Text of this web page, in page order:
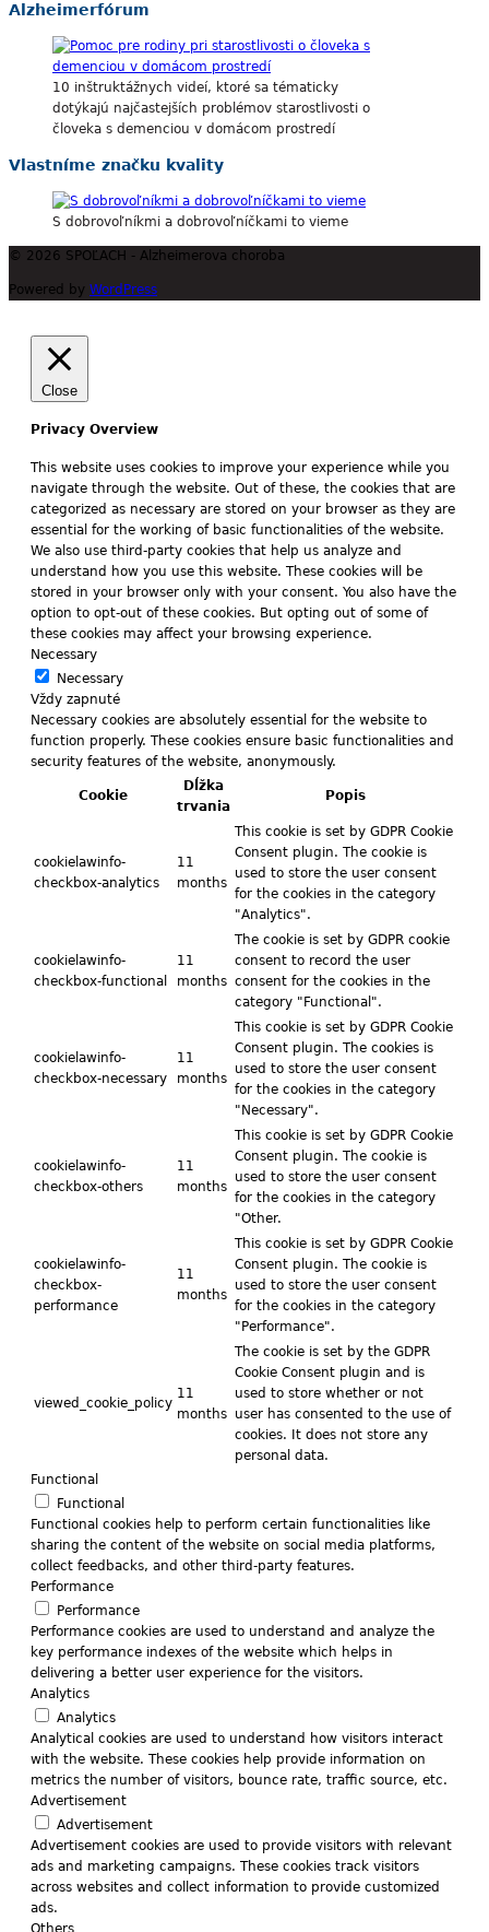
Alzheimerfórum
10 inštruktážnych videí, ktoré sa tématicky
dotýkajú najčastejších problémov starostlivosti o
človeka s demenciou v domácom prostredí
Vlastníme značku kvality
S dobrovoľníkmi a dobrovoľníčkami to vieme
© 2026 SPOĽACH - Alzheimerova choroba
Powered by WordPress
Close
Privacy Overview
This website uses cookies to improve your experience while you
navigate through the website. Out of these, the cookies that are
categorized as necessary are stored on your browser as they are
essential for the working of basic functionalities of the website.
We also use third-party cookies that help us analyze and
understand how you use this website. These cookies will be
stored in your browser only with your consent. You also have the
option to opt-out of these cookies. But opting out of some of
these cookies may affect your browsing experience.
Necessary
Necessary
Vždy zapnuté
Necessary cookies are absolutely essential for the website to
function properly. These cookies ensure basic functionalities and
security features of the website, anonymously.
Cookie
Dĺžka
trvania
Popis
cookielawinfo-
checkbox-analytics
11
months
This cookie is set by GDPR Cookie
Consent plugin. The cookie is
used to store the user consent
for the cookies in the category
"Analytics".
cookielawinfo-
checkbox-functional
11
months
The cookie is set by GDPR cookie
consent to record the user
consent for the cookies in the
category "Functional".
cookielawinfo-
checkbox-necessary
11
months
This cookie is set by GDPR Cookie
Consent plugin. The cookies is
used to store the user consent
for the cookies in the category
"Necessary".
cookielawinfo-
checkbox-others
11
months
This cookie is set by GDPR Cookie
Consent plugin. The cookie is
used to store the user consent
for the cookies in the category
"Other.
cookielawinfo-
checkbox-
performance
11
months
This cookie is set by GDPR Cookie
Consent plugin. The cookie is
used to store the user consent
for the cookies in the category
"Performance".
viewed_cookie_policy
11
months
The cookie is set by the GDPR
Cookie Consent plugin and is
used to store whether or not
user has consented to the use of
cookies. It does not store any
personal data.
Functional
Functional
Functional cookies help to perform certain functionalities like
sharing the content of the website on social media platforms,
collect feedbacks, and other third-party features.
Performance
Performance
Performance cookies are used to understand and analyze the
key performance indexes of the website which helps in
delivering a better user experience for the visitors.
Analytics
Analytics
Analytical cookies are used to understand how visitors interact
with the website. These cookies help provide information on
metrics the number of visitors, bounce rate, traffic source, etc.
Advertisement
Advertisement
Advertisement cookies are used to provide visitors with relevant
ads and marketing campaigns. These cookies track visitors
across websites and collect information to provide customized
ads.
Others